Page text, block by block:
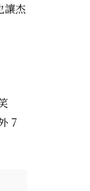
讓杰
7